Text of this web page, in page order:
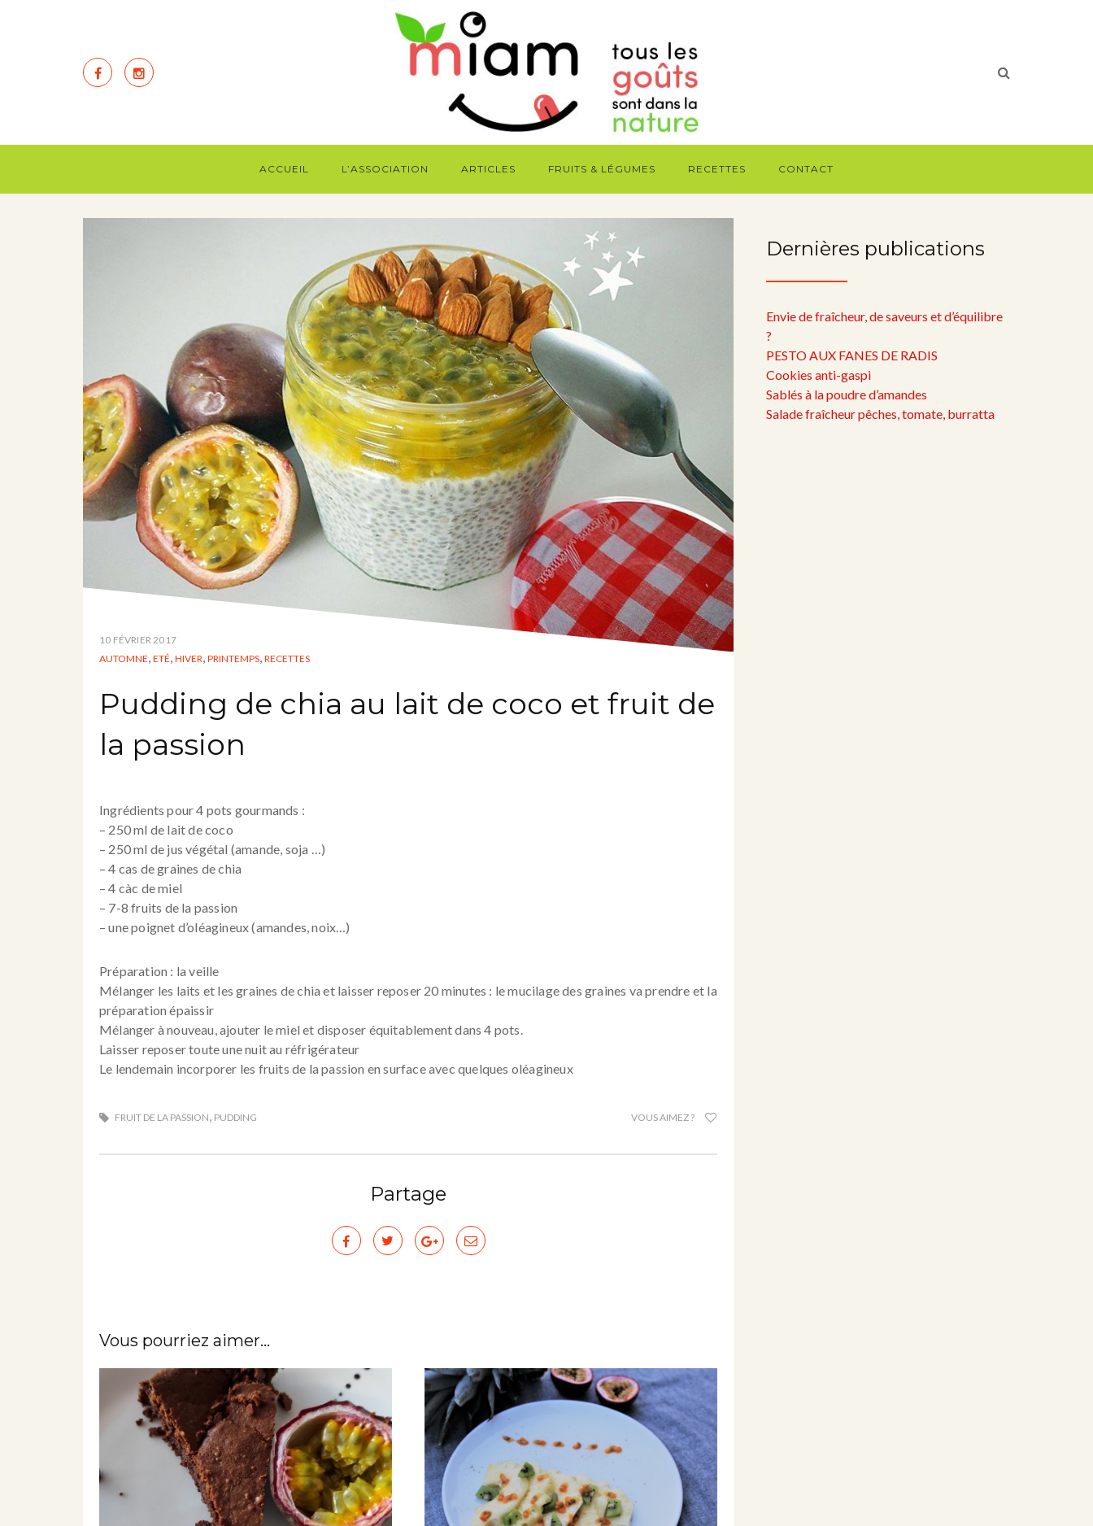
ACCUEIL L’ASSOCIATION ARTICLES FRUITS & LÉGUMES RECETTES CONTACT
10 FÉVRIER 2017
AUTOMNE, ETÉ, HIVER, PRINTEMPS, RECETTES
Pudding de chia au lait de coco et fruit de
la passion
Ingrédients pour 4 pots gourmands :
– 250 ml de lait de coco
– 250 ml de jus végétal (amande, soja …)
– 4 cas de graines de chia
– 4 càc de miel
– 7-8 fruits de la passion
– une poignet d’oléagineux (amandes, noix…)
Préparation : la veille
Mélanger les laits et les graines de chia et laisser reposer 20 minutes : le mucilage des graines va prendre et la
préparation épaissir
Mélanger à nouveau, ajouter le miel et disposer équitablement dans 4 pots.
Laisser reposer toute une nuit au réfrigérateur
Le lendemain incorporer les fruits de la passion en surface avec quelques oléagineux
FRUIT DE LA PASSION, PUDDING VOUS AIMEZ ?
Partage
Vous pourriez aimer...
Dernières publications
Envie de fraîcheur, de saveurs et d’équilibre
?
PESTO AUX FANES DE RADIS
Cookies anti-gaspi
Sablés à la poudre d’amandes
Salade fraîcheur pêches, tomate, burratta